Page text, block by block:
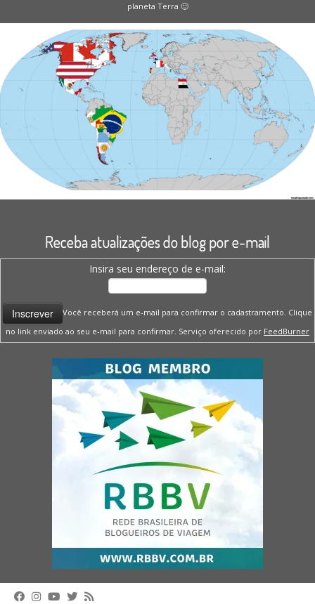
planeta Terra 🙂
Receba atualizações do blog por e-mail
Insira seu endereço de e-mail:
Você receberá um e-mail para confirmar o cadastramento. Clique
no link enviado ao seu e-mail para confirmar. Serviço oferecido por FeedBurner